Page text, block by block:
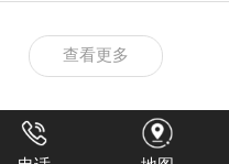
查看更多